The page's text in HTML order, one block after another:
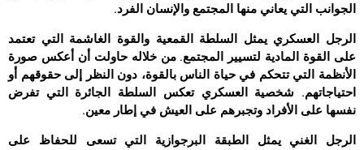
الجوانب التي يعاني منها المجتمع والإنسان الفرد.
الرجل العسكري يمثل السلطة القمعية والقوة الغاشمة التي تعتمد
على القوة المادية لتسيير المجتمع. من خلاله حاولت أن أعكس صورة
الأنظمة التي تتحكم في حياة الناس بالقوة، دون النظر إلى حقوقهم أو
احتياجاتهم. شخصية العسكري تعكس السلطة الجائرة التي تفرض
نفسها على الأفراد وتجبرهم على العيش في إطار معين.
الرجل الغني يمثل الطبقة البرجوازية التي تسعى للحفاظ على